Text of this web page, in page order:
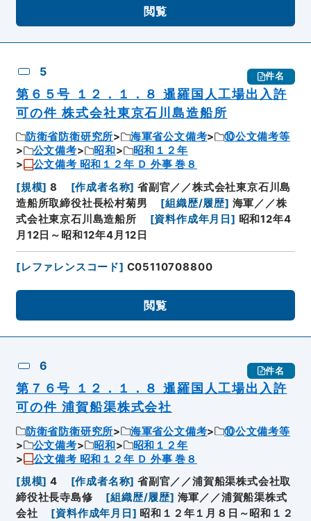
閲覧
5 件名
第６５号 １２．１．８ 暹羅国人工場出入許
可の件 株式会社東京石川島造船所
防衛省防衛研究所 海軍省公文備考
⑩公文備考等
公文備考
昭和
昭和１２年
公文備考 昭和１２年 Ｄ 外事 巻８
[規模] 8 [作成者名称] 省副官／／株式会社東京石川島
造船所取締役社長松村菊男
[組織歴/履歴] 海軍／／株
式会社東京石川島造船所
[資料作成年月日] 昭和12年4
月12日～昭和12年4月12日
[レファレンスコード] C05110708800
閲覧
6 件名
第７６号 １２．１．８ 暹羅国人工場出入許
可の件 浦賀船渠株式会社
防衛省防衛研究所 海軍省公文備考
⑩公文備考等
公文備考
昭和
昭和１２年
公文備考 昭和１２年 Ｄ 外事 巻８
[規模] 4 [作成者名称] 省副官／／浦賀船渠株式会社取
締役社長寺島修
[組織歴/履歴] 海軍／／浦賀船渠株式
会社
[資料作成年月日 ] 昭和１２年１月８日～昭和１２